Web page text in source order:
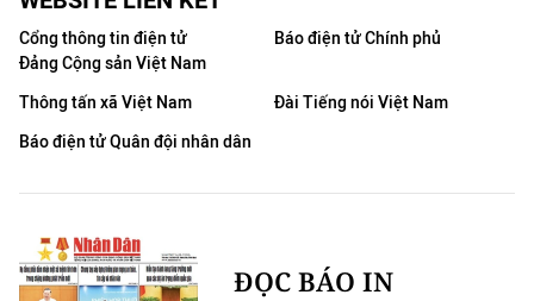
Cổng thông tin điện tử
Đảng Cộng sản Việt Nam
Báo điện tử Chính phủ
Thông tấn xã Việt Nam
Đài Tiếng nói Việt Nam
Báo điện tử Quân đội nhân dân
ĐỌC BÁO IN